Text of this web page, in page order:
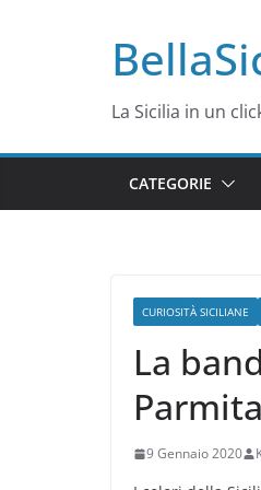
La Sicilia in un
CATEGORIE
CURIOSITÀ SICILIANE
La
9 Gennaio 2020